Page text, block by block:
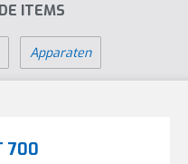
ITEMS
Apparaten
700